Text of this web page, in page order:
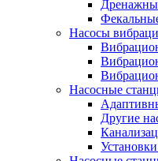
Насосы
Насосные
Другие